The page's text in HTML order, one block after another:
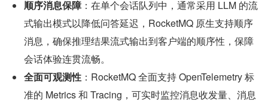
顺序消息保障 ：在单个会话队列中，通常采用 LLM 的流
式输出模式以降低问答延迟，RocketMQ 原生支持顺序
消息，确保推理结果流式输出到客户端的顺序性，保障
会话体验连贯流畅。
全面可观测性 ：RocketMQ 全面支持 OpenTelemetry 标
准的 Metrics 和 Tracing，可实时监控消息收发量、消息